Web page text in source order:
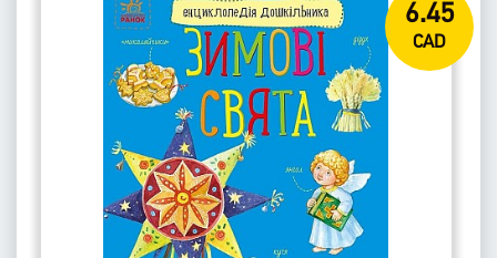
6.45
CAD